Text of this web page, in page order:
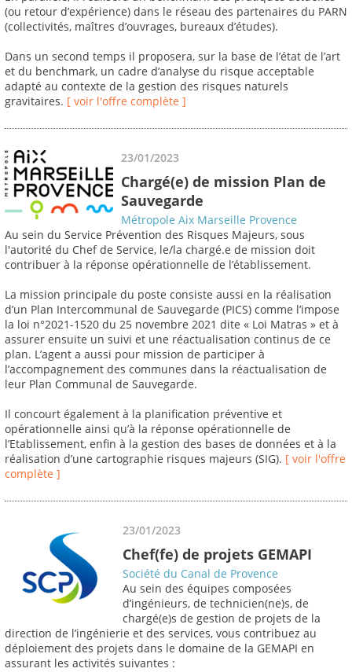
(ou retour d’expérience) dans le réseau des partenaires du PARN
(collectivités, maîtres d’ouvrages, bureaux d’études).
Dans un second temps il proposera, sur la base de l’état de l’art
et du benchmark, un cadre d’analyse du risque acceptable
adapté au contexte de la gestion des risques naturels
gravitaires. [ voir l'offre complète ]
23/01/2023
Chargé(e) de mission Plan de
Sauvegarde
Métropole Aix Marseille Provence
Au sein du Service Prévention des Risques Majeurs, sous
l'autorité du Chef de Service, le/la chargé.e de mission doit
contribuer à la réponse opérationnelle de l’établissement.
La mission principale du poste consiste aussi en la réalisation
d’un Plan Intercommunal de Sauvegarde (PICS) comme l’impose
la loi n°2021-1520 du 25 novembre 2021 dite « Loi Matras » et à
assurer ensuite un suivi et une réactualisation continus de ce
plan. L’agent a aussi pour mission de participer à
l’accompagnement des communes dans la réactualisation de
leur Plan Communal de Sauvegarde.
Il concourt également à la planification préventive et
opérationnelle ainsi qu’à la réponse opérationnelle de
l’Etablissement, enfin à la gestion des bases de données et à la
réalisation d’une cartographie risques majeurs (SIG). [ voir l'offre
complète ]
23/01/2023
Chef(fe) de projets GEMAPI
Société du Canal de Provence
Au sein des équipes composées
d’ingénieurs, de technicien(ne)s, de
chargé(e)s de gestion de projets de la
direction de l’ingénierie et des services, vous contribuez au
déploiement des projets dans le domaine de la GEMAPI en
assurant les activités suivantes :